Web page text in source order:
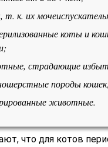
т. к. их
коты и
страдающие
породы
животные.
что для котов